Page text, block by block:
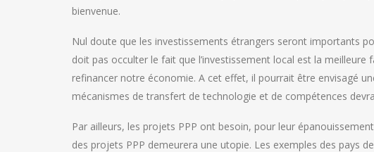
bienvenue.
Nul doute que les investissements étrangers seront importants
doit pas occulter le fait que l’investissement local est la
refinancer notre économie. A cet effet, il pourrait être envisagé
mécanismes de transfert de technologie et de compétences
Par ailleurs, les projets PPP ont besoin, pour leur
des projets PPP demeurera une utopie. Les exemples des pays